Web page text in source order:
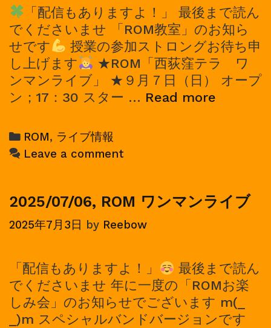
「配信もありますよ！」 最後まで読ん
でくださいませ 「ROM教室」のお知ら
せです
授業の参加ストロングお待ち申
し上げます
★ROM「西荻窪テラ ワ
ンマンライブ」 ★９月７日（日） オープ
ン；17：30 スター … Read more
ラ
Categories
ROM, ライブ情報
Leave a comment
2025/07/06, ROM ワンマンライブ
2025年7月3日 by Reebow
「配信もありますよ！」
最後まで読ん
でくださいませ 年に一度の「ROMお楽
しみ会」のお知らせでございます m(_
_)m スペシャルバンドバージョンです